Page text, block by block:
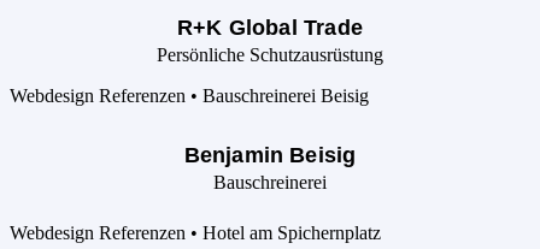
R+K Global Trade
Persönliche Schutzausrüstung
Benjamin Beisig
Bauschreinerei